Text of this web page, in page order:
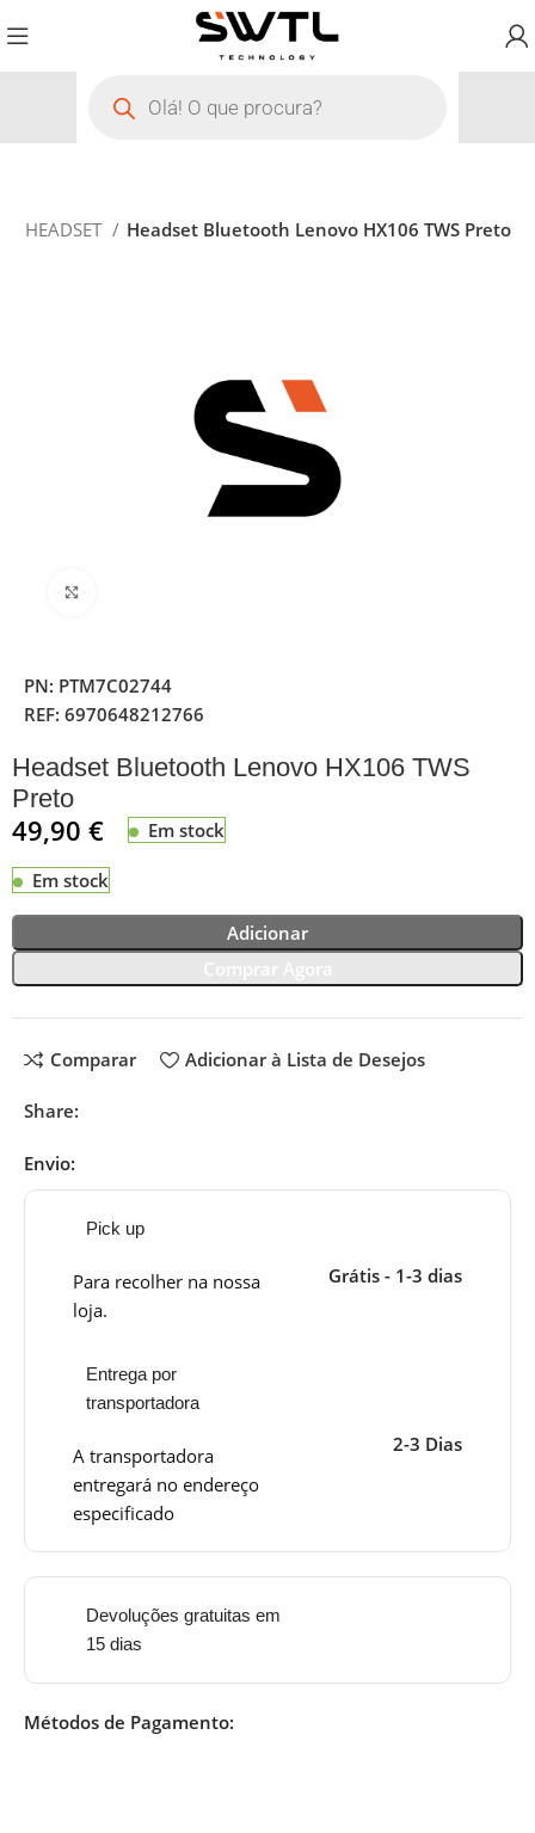
HEADSET Headset Bluetooth Lenovo HX106 TWS Preto
PN: PTM7C02744
REF:6970648212766
Headset Bluetooth Lenovo HX106 TWS
Preto
49,90€ Em stock
Em stock
Adicionar
Comparar Adicionar à Lista de Desejos
Share:
Envio:
Pick up
Para recolher na nossa
loja.
Grátis - 1-3 dias
Entrega por
transportadora
A transportadora
entregará no endereço
especificado
2-3 Dias
Devoluções gratuitas em
15 dias
Métodos de Pagamento: